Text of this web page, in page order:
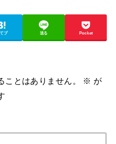
ブ 送る Pocket
ことはありません。 ※ が